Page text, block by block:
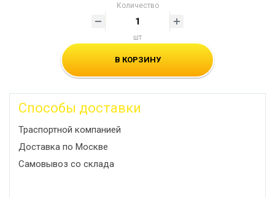
Количество
шт
В КОРЗИНУ
Способы доставки
Траспортной компанией
Доставка по Москве
Самовывоз со склада